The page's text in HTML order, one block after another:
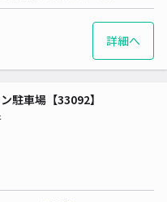
詳細へ
駐車場【33092】